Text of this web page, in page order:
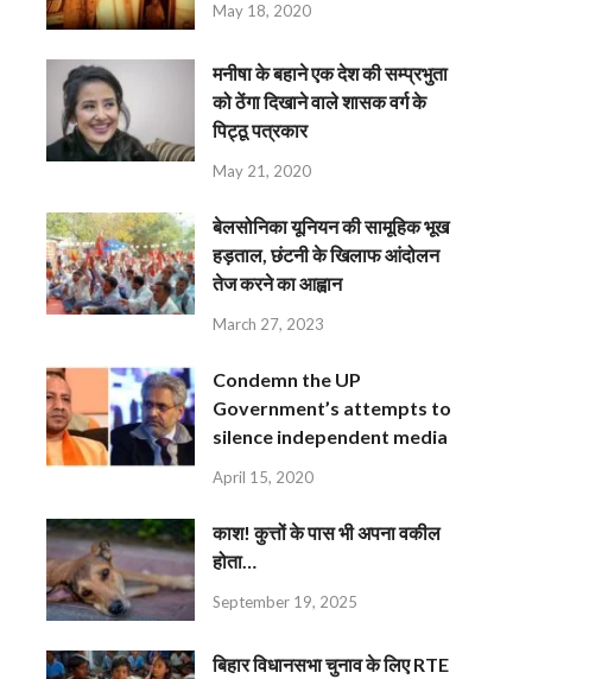
May 18, 2020
मनीषा के बहाने एक देश की सम्प्रभुता
को ठेंगा दिखाने वाले शासक वर्ग के
पिट्ठू पत्रकार
May 21, 2020
बेलसोनिका यूनियन की सामूहिक भूख
हड़ताल, छंटनी के खिलाफ आंदोलन
तेज करने का आह्वान
March 27, 2023
Condemn the UP
Government’s attempts to
silence independent media
April 15, 2020
काश! कुत्तों के पास भी अपना वकील
होता…
September 19, 2025
बिहार विधानसभा चुनाव के लिए RTE